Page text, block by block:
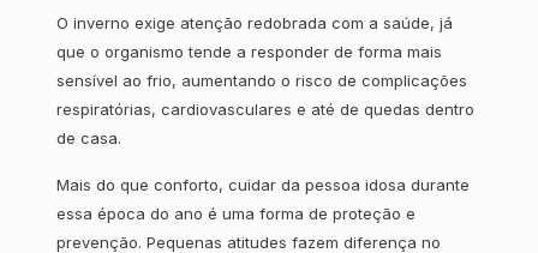
O inverno exige atenção redobrada com a saúde, já
que o organismo tende a responder de forma mais
sensível ao frio, aumentando o risco de complicações
respiratórias, cardiovasculares e até de quedas dentro
de casa.
Mais do que conforto, cuidar da pessoa idosa durante
essa época do ano é uma forma de proteção e
prevenção. Pequenas atitudes fazem diferença no